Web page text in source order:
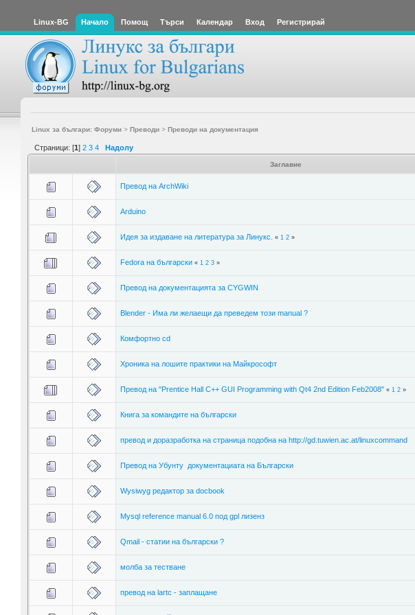
Linux-BG Начало Помощ Търси Календар Вход Регистрирай
Linux за българи: Форуми> Преводи> Преводи на документация
Страници: [1] 2 3 4 Надолу
Заглавие
Превод на ArchWiki
Arduino
Идея за издаване на литература за Линукс. « 1 2»
Fedora на български « 1 2 3»
Превод на документацията за CYGWIN
Blender - Има ли желаещи да преведем този manual ?
Комфортно cd
Хроника на лошите практики на Майкрософт
Превод на "Prentice Hall C++ GUI Programming with Qt4 2nd Edition Feb2008" « 1 2»
Книга за командите на български
превод и доразработка на страница подобна на http://gd.tuwien.ac.at/linuxcommand
Превод на Убунту документациата на Български
Wysiwyg редактор за docbook
Mysql reference manual 6.0 под gpl лизенз
Qmail - статии на български ?
молба за тестване
превод на lartc - заплащане